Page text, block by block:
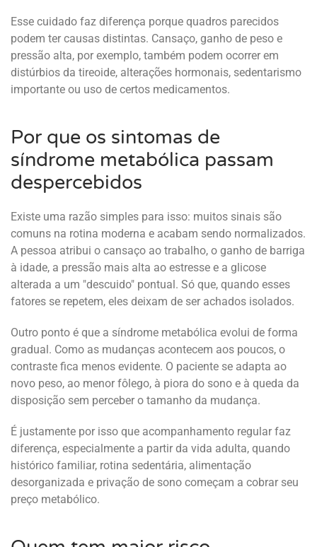
Esse cuidado faz diferença porque quadros parecidos
podem ter causas distintas. Cansaço, ganho de peso e
pressão alta, por exemplo, também podem ocorrer em
distúrbios da tireoide, alterações hormonais, sedentarismo
importante ou uso de certos medicamentos.
Por que os sintomas de
síndrome metabólica passam
despercebidos
Existe uma razão simples para isso: muitos sinais são
comuns na rotina moderna e acabam sendo normalizados.
A pessoa atribui o cansaço ao trabalho, o ganho de barriga
à idade, a pressão mais alta ao estresse e a glicose
alterada a um "descuido" pontual. Só que, quando esses
fatores se repetem, eles deixam de ser achados isolados.
Outro ponto é que a síndrome metabólica evolui de forma
gradual. Como as mudanças acontecem aos poucos, o
contraste fica menos evidente. O paciente se adapta ao
novo peso, ao menor fôlego, à piora do sono e à queda da
disposição sem perceber o tamanho da mudança.
É justamente por isso que acompanhamento regular faz
diferença, especialmente a partir da vida adulta, quando
histórico familiar, rotina sedentária, alimentação
desorganizada e privação de sono começam a cobrar seu
preço metabólico.